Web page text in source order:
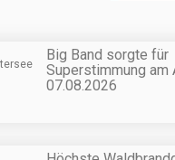
Big Band sorgte für
Superstimmung am
07.08.2026